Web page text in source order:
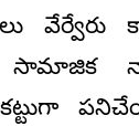
సామాజిక